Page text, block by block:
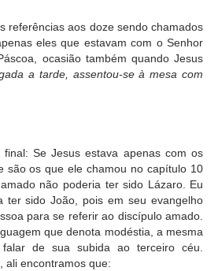
referências aos doze sendo chamados
eles que estavam com o Senhor
ocasião também quando Jesus
a tarde, assentou-se à mesa com
Se Jesus estava apenas com os
são os que ele chamou no capítulo 10
não poderia ter sido Lázaro. Eu
ter sido João, pois em seu evangelho
para se referir ao discípulo amado.
que denota modéstia, a mesma
de sua subida ao terceiro céu.
ali encontramos que: